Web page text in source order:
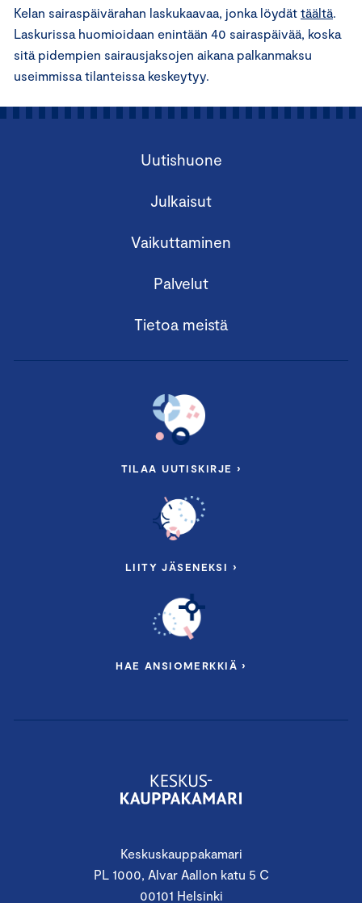
Kelan sairaspäivärahan laskukaavaa, jonka löydät täältä.
Laskurissa huomioidaan enintään 40 sairaspäivää, koska
sitä pidempien sairausjaksojen aikana palkanmaksu
useimmissa tilanteissa keskeytyy.
Keskuskauppakamari
PL 1000, Alvar Aallon katu 5 C
00101 Helsinki
Uutishuone
Julkaisut
Vaikuttaminen
Palvelut
Tietoa meistä
TILAA UUTISKIRJE ›
LIITY JÄSENEKSI ›
HAE ANSIOMERKKIÄ ›